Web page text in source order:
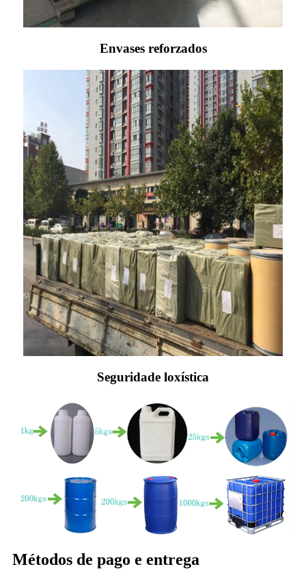
Envases reforzados
Seguridade loxística
Métodos de pago e entrega